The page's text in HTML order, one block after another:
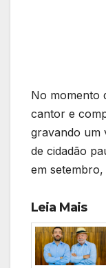
No momento
cantor e
gravando um
de cidadão
em
Leia Mais